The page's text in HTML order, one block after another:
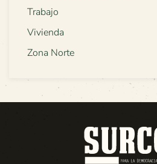
Trabajo
Vivienda
Zona Norte